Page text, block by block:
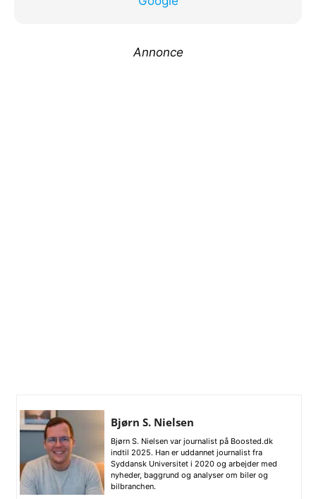
Annonce
Bjørn S. Nielsen
Bjørn S. Nielsen var journalist på Boosted.dk
indtil 2025. Han er uddannet journalist fra
Syddansk Universitet i 2020 og arbejder med
nyheder, baggrund og analyser om biler og
bilbranchen.